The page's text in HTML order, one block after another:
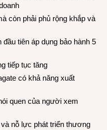
còn phải phủ rộng khắp và
tiên áp dụng bảo hành 5
tiếp tục tăng
có khả năng xuất
quen của người xem
nỗ lực phát triển thương